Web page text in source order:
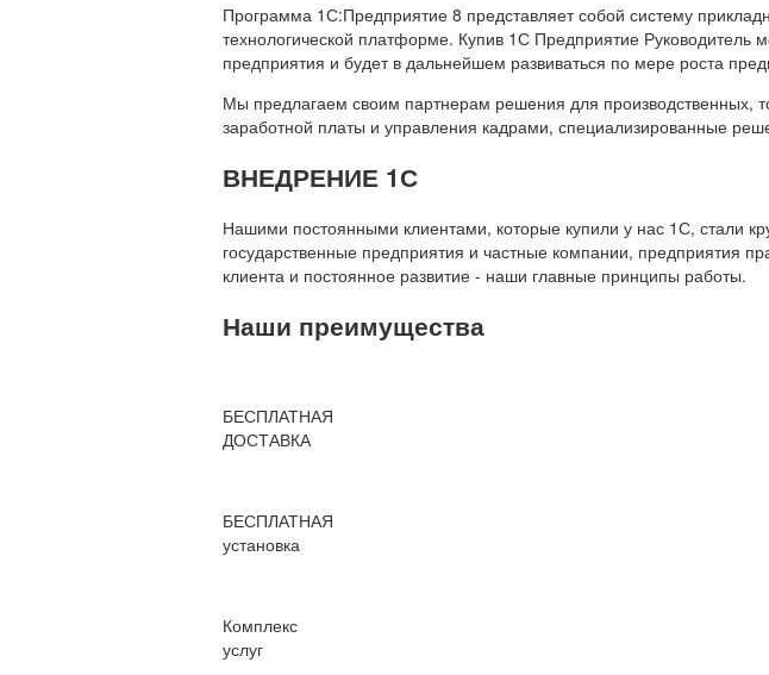
Программа 1С:Предприятие 8 представляет собой систему
технологической платформе. Купив 1С Предприятие Руководитель
предприятия и будет в дальнейшем развиваться по мере роста
Мы предлагаем своим партнерам решения для производственных,
заработной платы и управления кадрами, специализированные
ВНЕДРЕНИЕ 1С
Нашими постоянными клиентами, которые купили у нас 1С, стали
государственные предприятия и частные компании, предприятия
клиента и постоянное развитие - наши главные принципы работы.
Наши преимущества
БЕСПЛАТНАЯ
ДОСТАВКА
БЕСПЛАТНАЯ
установка
Комплекс
услуг